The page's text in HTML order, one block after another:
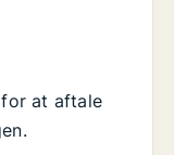
at aftale